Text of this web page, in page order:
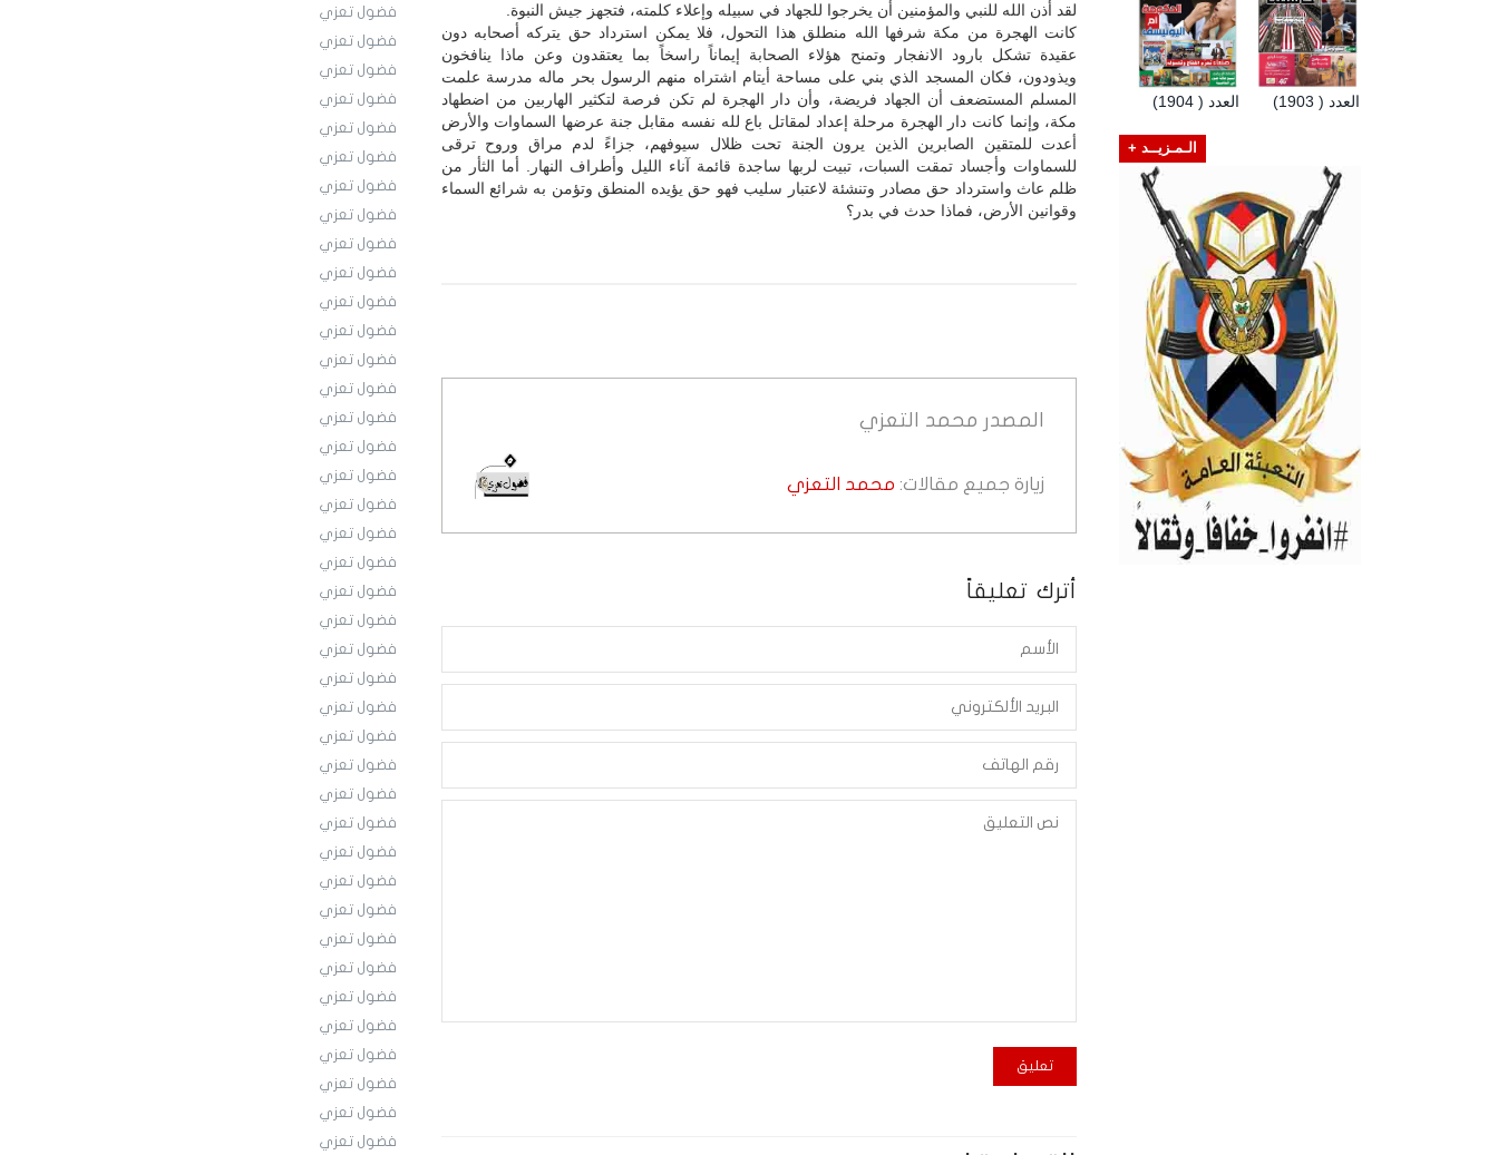
فضول تعزي
فضول تعزي
فضول تعزي
فضول تعزي
فضول تعزي
فضول تعزي
فضول تعزي
فضول تعزي
فضول تعزي
فضول تعزي
فضول تعزي
فضول تعزي
فضول تعزي
فضول تعزي
فضول تعزي
فضول تعزي
فضول تعزي
فضول تعزي
فضول تعزي
فضول تعزي
فضول تعزي
فضول تعزي
فضول تعزي
فضول تعزي
فضول تعزي
فضول تعزي
فضول تعزي
فضول تعزي
فضول تعزي
فضول تعزي
فضول تعزي
فضول تعزي
فضول تعزي
فضول تعزي
فضول تعزي
فضول تعزي
فضول تعزي
فضول تعزي
فضول تعزي
فضول تعزي
لقد أذن الله للنبي والمؤمنين أن يخرجوا للجهاد في سبيله وإعلاء كلمته، فتجهز جيش النبوة.
كانت الهجرة من مكة شرفها الله منطلق هذا التحول، فلا يمكن استرداد حق يتركه أصحابه دون
عقيدة تشكل بارود الانفجار وتمنح هؤلاء الصحابة إيماناً راسخاً بما يعتقدون وعن ماذا ينافخون
ويذودون، فكان المسجد الذي بني على مساحة أيتام اشتراه منهم الرسول بحر ماله مدرسة علمت
المسلم المستضعف أن الجهاد فريضة، وأن دار الهجرة لم تكن فرصة لتكثير الهاربين من اضطهاد
مكة، وإنما كانت دار الهجرة مرحلة إعداد لمقاتل باع لله نفسه مقابل جنة عرضها السماوات والأرض
أعدت للمتقين الصابرين الذين يرون الجنة تحت ظلال سيوفهم، جزاءً لدم مراق وروح ترقى
للسماوات وأجساد تمقت السبات، تبيت لربها ساجدة قائمة آناء الليل وأطراف النهار. أما الثأر من
ظلم عاث واسترداد حق مصادر وتنشئة لاعتبار سليب فهو حق يؤيده المنطق وتؤمن به شرائع السماء
وقوانين الأرض، فماذا حدث في بدر؟
المصدر محمد التعزي
زيارة جميع مقالات: محمد التعزي
أترك تعليقاً
العدد ( 1904) العدد ( 1903)
الـمـزيــد +